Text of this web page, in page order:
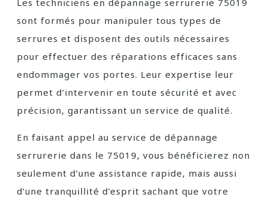
Les techniciens en dépannage serrurerie 75019
sont formés pour manipuler tous types de
serrures et disposent des outils nécessaires
pour effectuer des réparations efficaces sans
endommager vos portes. Leur expertise leur
permet d’intervenir en toute sécurité et avec
précision, garantissant un service de qualité.
En faisant appel au service de dépannage
serrurerie dans le 75019, vous bénéficierez non
seulement d’une assistance rapide, mais aussi
d’une tranquillité d’esprit sachant que votre